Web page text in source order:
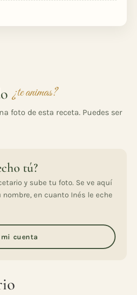
¿te animas?
foto de esta receta. Puedes ser
tú?
y sube tu foto. Se ve aquí
en cuanto Inés le eche
cuenta